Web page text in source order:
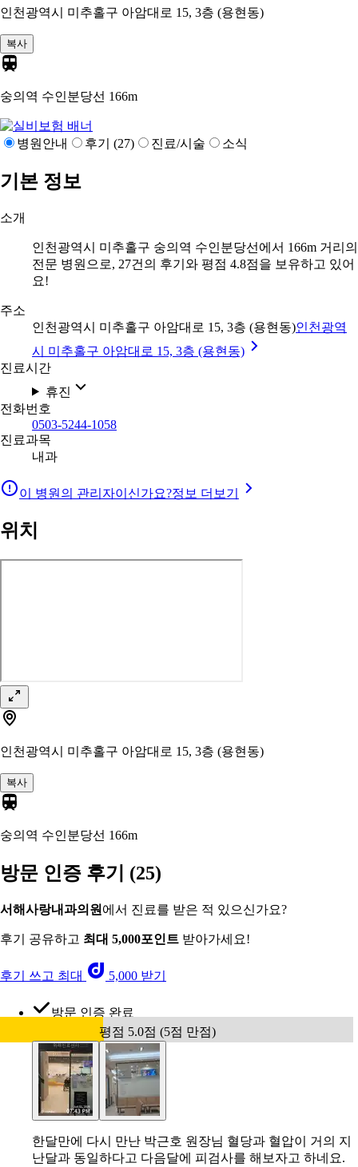
인천광역시 미추홀구 아암대로 15, 3층 (용현동)
복사
숭의역 수인분당선 166m
병원안내 후기 (27) 진료/시술 소식
기본 정보
소개
인천광역시 미추홀구 숭의역 수인분당선에서 166m 거리의
전문 병원으로, 27건의 후기와 평점 4.8점을 보유하고 있어
요!
주소
인천광역시 미추홀구 아암대로 15, 3층 (용현동)인천광역
시 미추홀구 아암대로 15, 3층 (용현동)
진료시간
휴진
전화번호
0503-5244-1058
진료과목
내과
이 병원의 관리자이신가요?정보 더보기
위치
인천광역시 미추홀구 아암대로 15, 3층 (용현동)
복사
숭의역 수인분당선 166m
방문 인증 후기 (25)
서해사랑내과의원 에서 진료를 받은 적 있으신가요?
후기 공유하고 최대 5,000포인트 받아가세요!
후기 쓰고 최대 5,000 받기
방문 인증 완료
평점 5.0점 (5점 만점)
한달만에 다시 만난 박근호 원장님 혈당과 혈압이 거의 지
난달과 동일하다고 다음달에 피검사를 해보자고 하네요.